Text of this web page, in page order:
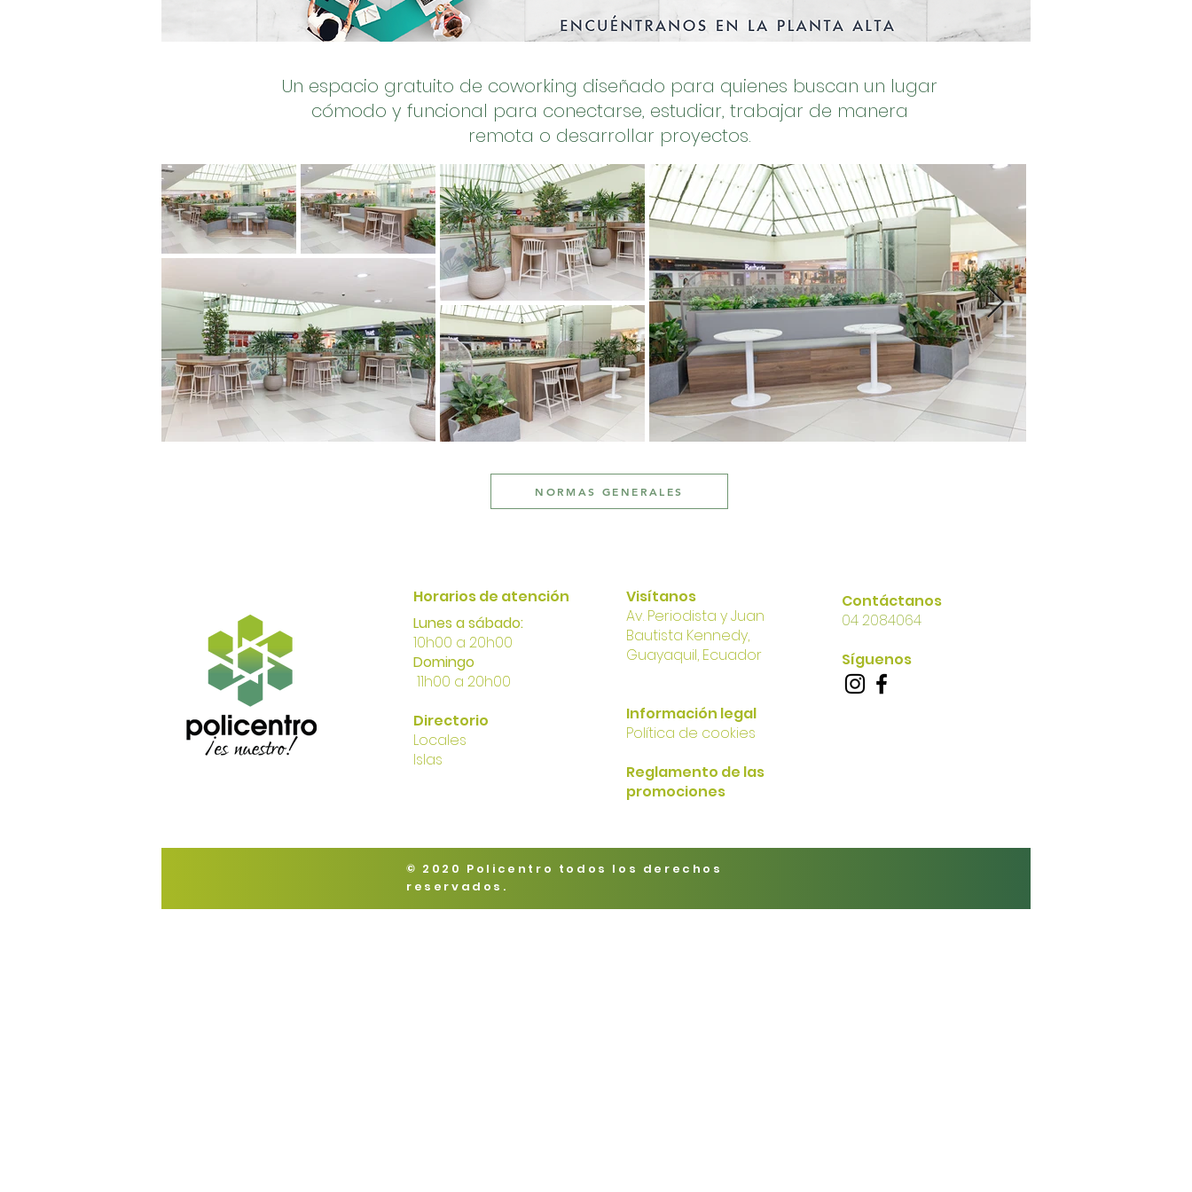
Un espacio gratuito de coworking diseñado para quienes buscan un lugar
cómodo y funcional para conectarse, estudiar, trabajar de manera
remota o desarrollar proyectos.
NORMAS GENERALES
Horarios de atención
Lunes a sábado:
10h00 a 20h00
Domingo
11h00 a 20h00
Directorio
Locales
Islas
Visítanos
Av. Periodista y Juan
Bautista Kennedy,
Guayaquil, Ecuador
Información legal
Política de cookies
Reglamento de las
promociones
Contáctanos
04 2084064
Síguenos
© 2020 Policentro todos los derechos
reservados.